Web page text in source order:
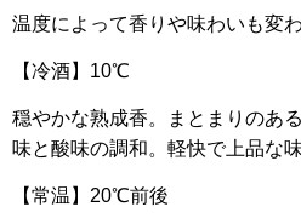
温度によって香りや味わいも変わ
【冷酒】10℃
穏やかな熟成香。まとまりのあ
味と酸味の調和。軽快で上品な味
【常温】20℃前後